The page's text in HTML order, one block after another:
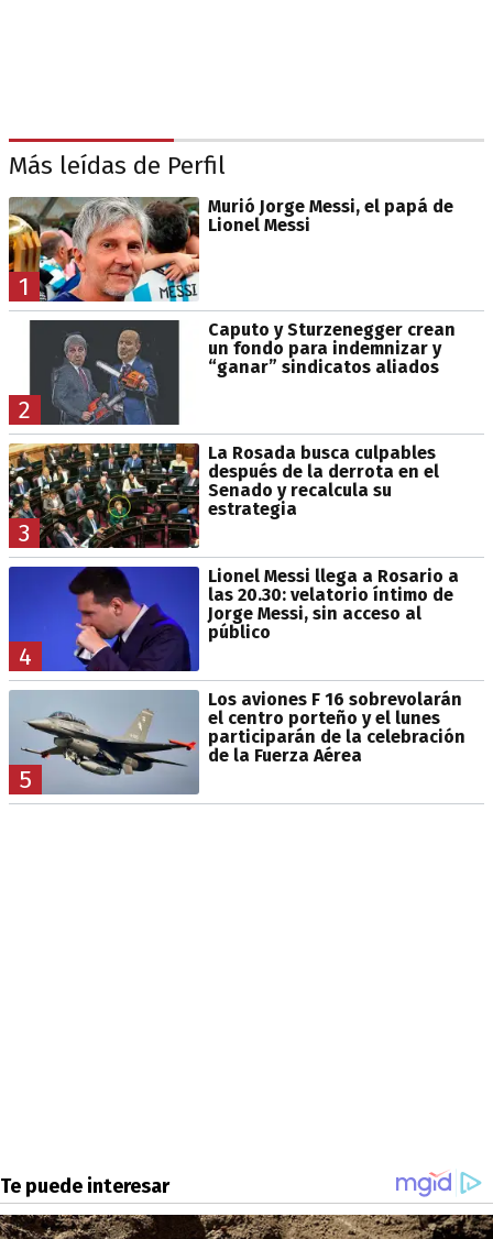
Más leídas de Perfil
1
Murió Jorge Messi, el papá de
Lionel Messi
2
Caputo y Sturzenegger crean
un fondo para indemnizar y
“ganar” sindicatos aliados
3
La Rosada busca culpables
después de la derrota en el
Senado y recalcula su
estrategia
4
Lionel Messi llega a Rosario a
las 20.30: velatorio íntimo de
Jorge Messi, sin acceso al
público
5
Los aviones F 16 sobrevolarán
el centro porteño y el lunes
participarán de la celebración
de la Fuerza Aérea